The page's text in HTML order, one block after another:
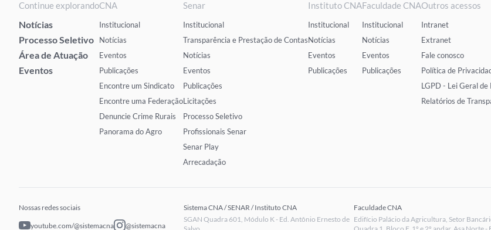
Continue explorando
Notícias
Processo Seletivo
Área de Atuação
Eventos
CNA
Institucional
Notícias
Eventos
Publicações
Encontre um Sindicato
Encontre uma Federação
Denuncie Crime Rurais
Panorama do Agro
Senar
Institucional
Transparência e Prestação de Contas
Notícias
Eventos
Publicações
Licitações
Processo Seletivo
Profissionais Senar
Senar Play
Arrecadação
Instituto CNA
Institucional
Notícias
Eventos
Publicações
Faculdade CNA
Institucional
Notícias
Eventos
Publicações
Outros acessos
Intranet
Extranet
Fale conosco
Política de
LGPD - Lei Geral
Relatórios de
Nossas redes sociais
youtube.com/@sistemacna @sistemacna
Sistema CNA / SENAR / Instituto CNA
SGAN Quadra 601, Módulo K - Ed. Antônio Ernesto de
Faculdade CNA
Edifício Palácio da Agricultura, Setor